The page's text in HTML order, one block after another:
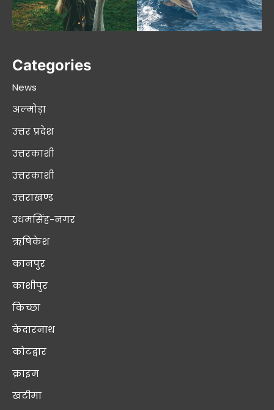
Categories
News
अल्मोड़ा
उत्तर प्रदेश
उत्तरकाशी
उत्तरकाशी
उत्तराखण्ड
उधमसिंह-नगर
ऋषिकेश
कानपुर
काशीपुर
किच्छा
केदारनाथ
कोटद्वार
क्राइम
खटीमा